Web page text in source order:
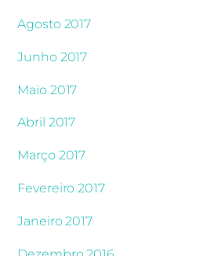
Agosto 2017
Junho 2017
Maio 2017
Abril 2017
Março 2017
Fevereiro 2017
Janeiro 2017